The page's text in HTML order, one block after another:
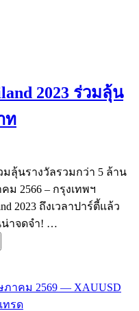
2023 ร่วมลุ้น
ท
มลุ้นรางวัลรวมกว่า 5 ล้าน
ม 2566 – กรุงเทพฯ
2023 ถึงเวลาปาร์ตี้แล้ว
น่าจดจำ! …
าคม 2569 — XAUUSD
ทรด